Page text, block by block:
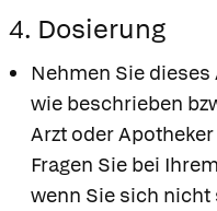
4. Dosierung
Nehmen Sie
wie beschrieben
Arzt oder
Fragen Sie bei
wenn Sie sich